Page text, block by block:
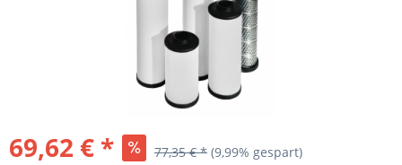
69,62 € * 77,35 € * (9,99% gespart)